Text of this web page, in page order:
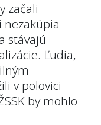
začali
nezakúpia
stávajú
Ľudia,
v polovici
by mohlo